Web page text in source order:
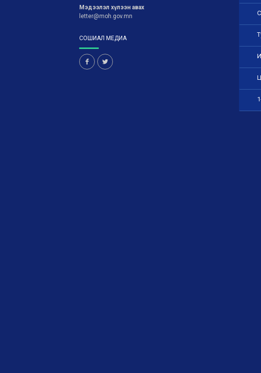
Мэдээлэл хүлээн авах
letter@moh.gov.mn
СОШИАЛ МЕДИА